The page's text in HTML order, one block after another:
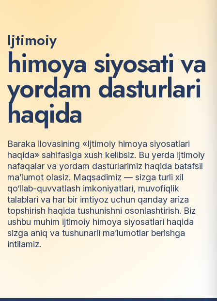
Ijtimoiy
himoya siyosati va
yordam dasturlari
haqida
Baraka ilovasining «Ijtimoiy himoya siyosatlari
haqida» sahifasiga xush kelibsiz. Bu yerda ijtimoiy
nafaqalar va yordam dasturlarimiz haqida batafsil
ma’lumot olasiz. Maqsadimiz — sizga turli xil
qo‘llab-quvvatlash imkoniyatlari, muvofiqlik
talablari va har bir imtiyoz uchun qanday ariza
topshirish haqida tushunishni osonlashtirish. Biz
ushbu muhim ijtimoiy himoya siyosatlari haqida
sizga aniq va tushunarli ma’lumotlar berishga
intilamiz.